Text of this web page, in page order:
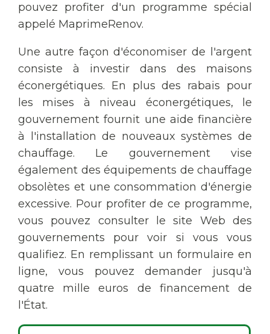
pouvez profiter d'un programme spécial
appelé MaprimeRenov.
Une autre façon d'économiser de l'argent
consiste à investir dans des maisons
éconergétiques. En plus des rabais pour
les mises à niveau éconergétiques, le
gouvernement fournit une aide financière
à l'installation de nouveaux systèmes de
chauffage. Le gouvernement vise
également des équipements de chauffage
obsolètes et une consommation d'énergie
excessive. Pour profiter de ce programme,
vous pouvez consulter le site Web des
gouvernements pour voir si vous vous
qualifiez. En remplissant un formulaire en
ligne, vous pouvez demander jusqu'à
quatre mille euros de financement de
l'État.